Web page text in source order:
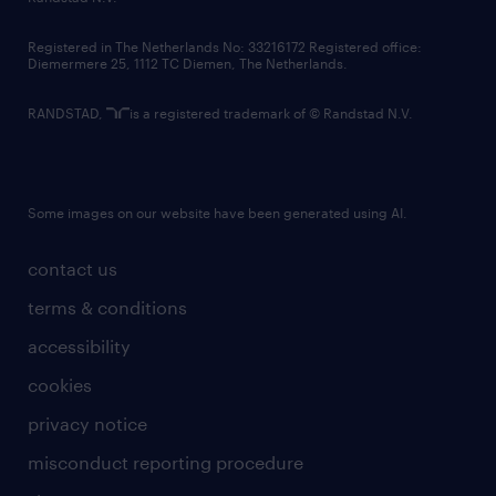
contact us
terms & conditions
accessibility
cookies
privacy notice
misconduct reporting procedure
Registered in The Netherlands No: 33216172 Registered office:
Diemermere 25, 1112 TC Diemen, The Netherlands.
RANDSTAD, is a registered trademark of © Randstad N.V.
Some images on our website have been generated using AI.